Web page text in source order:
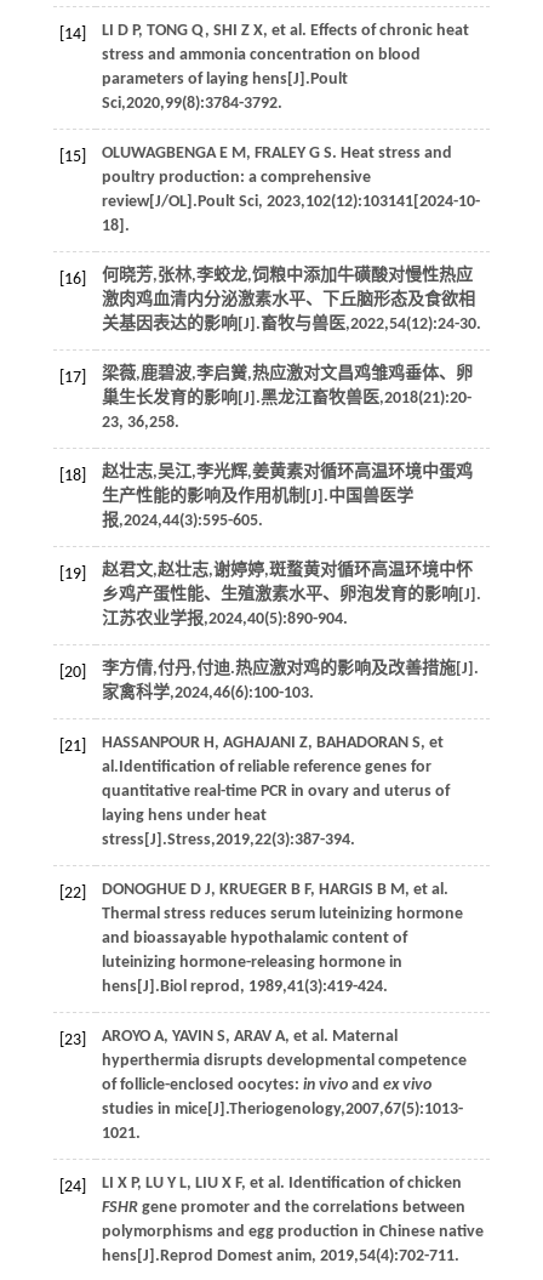
[14] LI D P, TONG Q, SHI Z X, et al. Effects of chronic heat
stress and ammonia concentration on blood
parameters of laying hens[J].Poult
Sci,2020,99(8):3784-3792.
[15] OLUWAGBENGA E M, FRALEY G S. Heat stress and
poultry production: a comprehensive
review[J/OL].Poult Sci, 2023,102(12):103141[2024-10-
18].
[16]
何晓芳,张林,李蛟龙,饲粮中添加牛磺酸对慢性热应
激肉鸡血清内分泌激素水平、下丘脑形态及食欲相
关基因表达的影响[J].畜牧与兽医,2022,54(12):24-30.
[17]
梁薇,鹿碧波,李启黉,热应激对文昌鸡雏鸡垂体、卵
巢生长发育的影响[J].黑龙江畜牧兽医,2018(21):20-
23, 36,258.
[18]
赵壮志,吴江,李光辉,姜黄素对循环高温环境中蛋鸡
生产性能的影响及作用机制[J].中国兽医学
报,2024,44(3):595-605.
[19]
赵君文,赵壮志,谢婷婷,斑蝥黄对循环高温环境中怀
乡鸡产蛋性能、生殖激素水平、卵泡发育的影响[J].
江苏农业学报,2024,40(5):890-904.
[20]
李方倩,付丹,付迪.热应激对鸡的影响及改善措施[J].
家禽科学,2024,46(6):100-103.
[21] HASSANPOUR H, AGHAJANI Z, BAHADORAN S, et
al.Identification of reliable reference genes for
quantitative real-time PCR in ovary and uterus of
laying hens under heat
stress[J].Stress,2019,22(3):387-394.
[22] DONOGHUE D J, KRUEGER B F, HARGIS B M, et al.
Thermal stress reduces serum luteinizing hormone
and bioassayable hypothalamic content of
luteinizing hormone-releasing hormone in
hens[J].Biol reprod, 1989,41(3):419-424.
[23] AROYO A, YAVIN S, ARAV A, et al. Maternal
hyperthermia disrupts developmental competence
of follicle-enclosed oocytes: in vivoand ex vivo
studies in mice[J].Theriogenology,2007,67(5):1013-
1021.
[24] LI X P, LU Y L, LIU X F, et al. Identification of chicken
FSHRgene promoter and the correlations between
polymorphisms and egg production in Chinese native
hens[J].Reprod Domest anim, 2019,54(4):702-711.